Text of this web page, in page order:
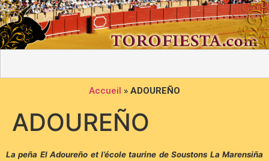
Accueil » ADOUREÑO
ADOUREÑO
La peña El Adoureño et l’école taurine de Soustons La Marensiña